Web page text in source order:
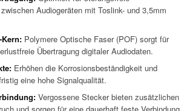
Audiogeräten mit Toslink- und 3,5mm
Polymere Optische Faser (POF) sorgt für
Übertragung digitaler Audiodaten.
Erhöhen die Korrosionsbeständigkeit und
eine hohe Signalqualität.
Vergossene Stecker bieten zusätzlichen